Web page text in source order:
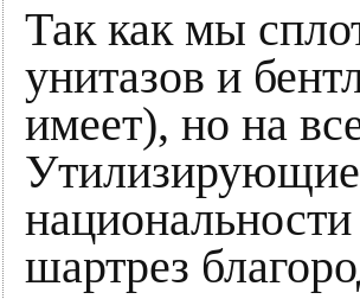
Так как мы
унитазов и
имеет), но на
шартрез